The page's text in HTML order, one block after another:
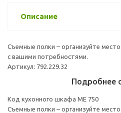
Описание
Съемные полки – организуйте
с вашими потребностями.
Артикул: 792.229.32
Подробнее
Код кухонного шкафа ME 750
Съемные полки – организуйте